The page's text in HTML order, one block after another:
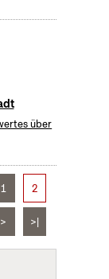
über
1 2
> >|